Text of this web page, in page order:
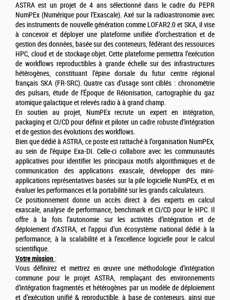
ASTRA est un projet de 4 ans sélectionné dans le cadre du PEPR
NumPEx (Numérique pour l’Exascale). Axé sur la radioastronomie avec
des instruments de nouvelle génération comme LOFAR2.0 et SKA, il vise
à concevoir et déployer une plateforme unifiée d’orchestration et de
gestion des données, basée sur des conteneurs, fédérant des ressources
HPC, cloud et de stockage objet. Cette plateforme permettra l’exécution
de workflows reproductibles à grande échelle sur des infrastructures
hétérogènes, constituant l’épine dorsale du futur centre régional
français SKA (FR-SRC). Quatre cas d’usage sont ciblés : chronométrie
des pulsars, étude de l’Époque de Réionisation, cartographie du gaz
atomique galactique et relevés radio à à grand champ.
En soutien au projet, NumPEx recrute un expert en intégration,
packaging et CI/CD pour définir et piloter un cadre robuste d’intégration
et de gestion des évolutions des workflows.
Bien que dédié à ASTRA, ce poste est rattaché à l’organisation NumPEx,
au sein de l’équipe Exa-DI. Celle-ci collabore avec les communautés
applicatives pour identifier les principaux motifs algorithmiques et de
communication des applications exascale, développer des mini-
applications représentatives basées sur la pile logicielle NumPEx, et en
évaluer les performances et la portabilité sur les grands calculateurs.
Ce positionnement donne un accès direct à des experts en calcul
exascale, analyse de performance, benchmark et CI/CD pour le HPC. Il
offre à la fois l’autonomie sur les activités d’intégration et de
déploiement d’ASTRA, et l’appui d’un écosystème national dédié à la
performance, à la scalabilité et à l’excellence logicielle pour le calcul
scientifique.
Votre mission :
Vous définirez et mettrez en œuvre une méthodologie d’intégration
commune pour le projet ASTRA, remplaçant des environnements
d’intégration fragmentés et hétérogènes par un modèle de déploiement
et d’exécution unifié & reproductible, à base de conteneurs, ainsi que